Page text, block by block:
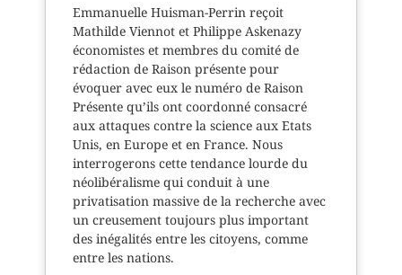
Emmanuelle Huisman-Perrin reçoit
Mathilde Viennot et Philippe Askenazy
économistes et membres du comité de
rédaction de Raison présente pour
évoquer avec eux le numéro de Raison
Présente qu’ils ont coordonné consacré
aux attaques contre la science aux Etats
Unis, en Europe et en France. Nous
interrogerons cette tendance lourde du
néolibéralisme qui conduit à une
privatisation massive de la recherche avec
un creusement toujours plus important
des inégalités entre les citoyens, comme
entre les nations.